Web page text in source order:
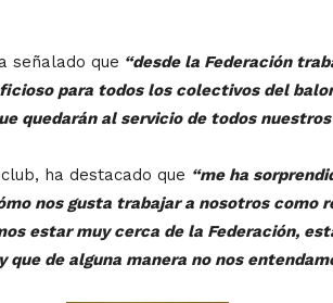
señalado que “desde la Federación
para todos los colectivos del
quedarán al servicio de todos
ha destacado que “me ha
nos gusta trabajar a nosotros como
estar muy cerca de la Federación,
de alguna manera no nos